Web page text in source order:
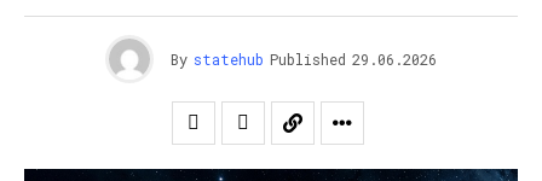
By statehub Published 29.06.2026